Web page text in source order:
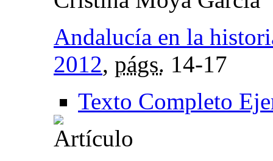
Andalucía en la
2012, págs. 14-17
Texto Completo